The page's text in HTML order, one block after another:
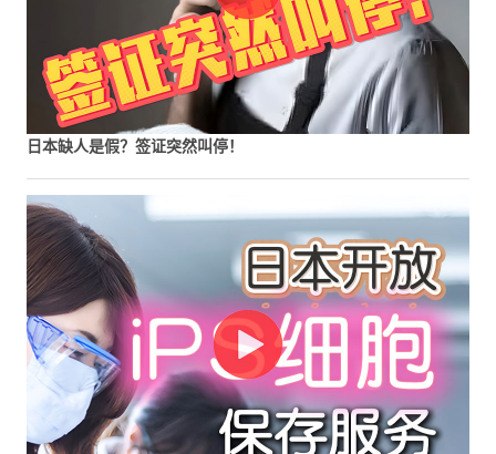
日本缺人是假？签证突然叫停！